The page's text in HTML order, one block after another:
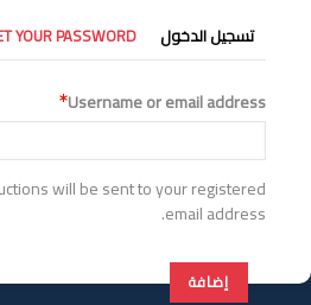
التبويبات
الأساسية
تسجيل الدخول YOUR PASSWORD
Username or email address
will be sent to your registered
email address.